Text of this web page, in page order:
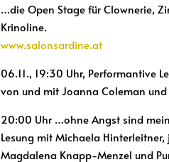
…die Open Stage für Clownerie,
Krinoline.
www.salonsardine.at
06.11., 19:30 Uhr, Performantive
von und mit Joanna Coleman
20:00 Uhr …ohne Angst sind
Lesung mit Michaela
Magdalena Knapp-Menzel und